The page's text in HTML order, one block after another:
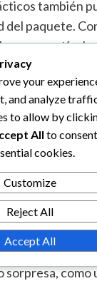
también
del paquete.
como
una botella de
de la
una función en
la
Usa
de abrirlo
sorpresa, como
your
and analyze
to allow by
All to
cookies.
Customize
Reject All
Accept All